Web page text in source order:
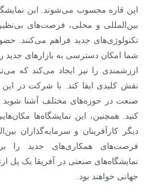
این قاره محسوب می‌شوند. این
بین‌المللی و محلی، فرصت‌های
تکنولوژی‌های جدید فراهم می‌کنند.
شما امکان دسترسی به بازارهای جدید
ارزشمندی را نیز ایجاد می‌کند که
نقش کلیدی ایفا کند. با شرکت در این
صنعت در حوزه‌های مختلف آشنا شوید و
کنید. همچنین، این نمایشگاه‌ها
دیگر کارآفرینان و سرمایه‌گذاران
فرصت‌های همکاری‌های جدید را
نمایشگاه‌های صنعتی در آفریقا یک پل
جهانی خواهند بود.